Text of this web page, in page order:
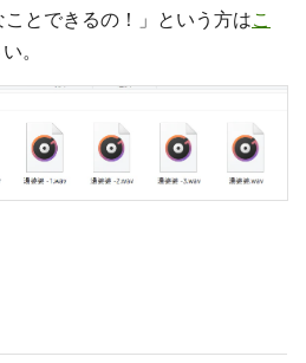
ことできるの！」という方はこ
。